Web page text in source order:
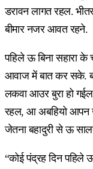
डरावन लागत रहल.
बीमार नजर आवत रहने.
पहिले ऊ बिना सहारा
आवाज में बात कर सके.
लकवा आउर बुरा हो
रहल, आ अबहियो आपन
जेतना बहादुरी से ऊ
“कोई पंद्रह दिन